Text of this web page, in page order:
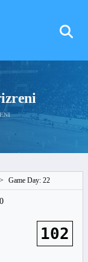
> Game Day: 22
102